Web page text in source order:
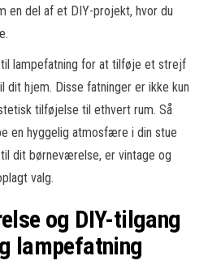
en del af et DIY-projekt, hvor du
lampefatning for at tilføje et strejf
dit hjem. Disse fatninger er ikke kun
tilføjelse til ethvert rum. Så
en hyggelig atmosfære i din stue
dit børneværelse, er vintage og
valg.
og DIY-tilgang
lampefatning